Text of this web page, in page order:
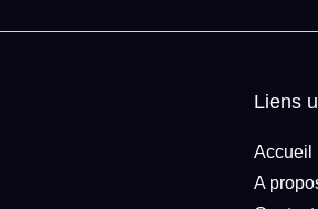
Liens
Accueil
A